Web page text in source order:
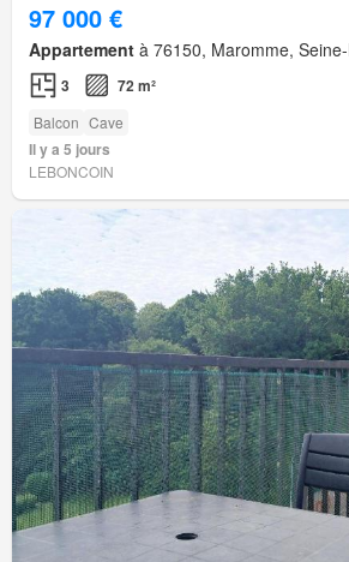
97 000 €
Appartement à 76150, Maromme,
3 72 m²
Balcon Cave
Il y a 5 jours
LEBONCOIN